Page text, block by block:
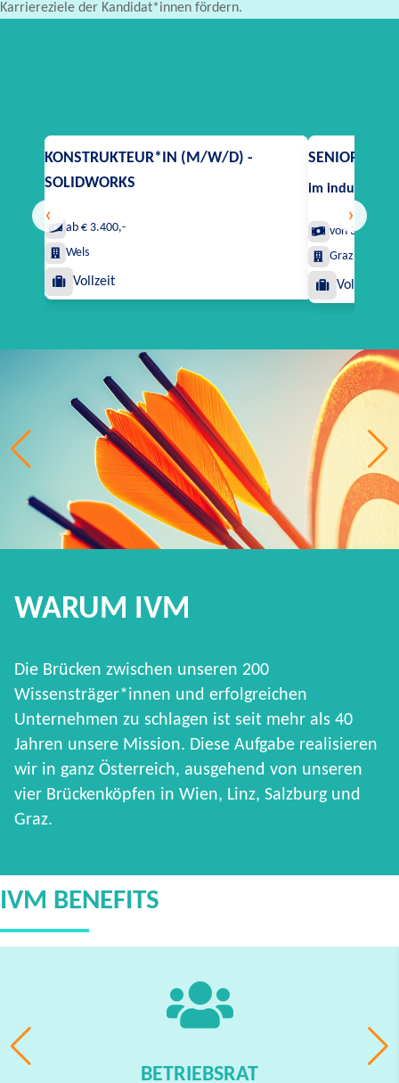
Karriereziele der Kandidat*innen fördern.
KONSTRUKTEUR*IN (M/W/D) -
SOLIDWORKS
ab € 3.400,-
Wels
Vollzeit
SENIOR
im
von 3.700 bis
Graz
Vollzeit
‹ ›
WARUM IVM
Die Brücken zwischen unseren 200
Wissensträger*innen und erfolgreichen
Unternehmen zu schlagen ist seit mehr als 40
Jahren unsere Mission. Diese Aufgabe realisieren
wir in ganz Österreich, ausgehend von unseren
vier Brückenköpfen in Wien, Linz, Salzburg und
Graz.
IVM BENEFITS
BETRIEBSRAT